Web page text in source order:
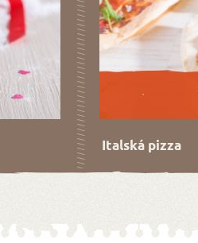
Italská pizza